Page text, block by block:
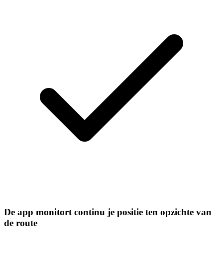
De app monitort continu je positie ten opzichte van
de route